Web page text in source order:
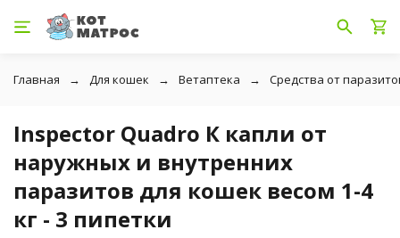
Главная Для кошек Ветаптека Средства от
Inspector Quadro К капли от
наружных и внутренних
паразитов для кошек весом 1-4
кг - 3 пипетки